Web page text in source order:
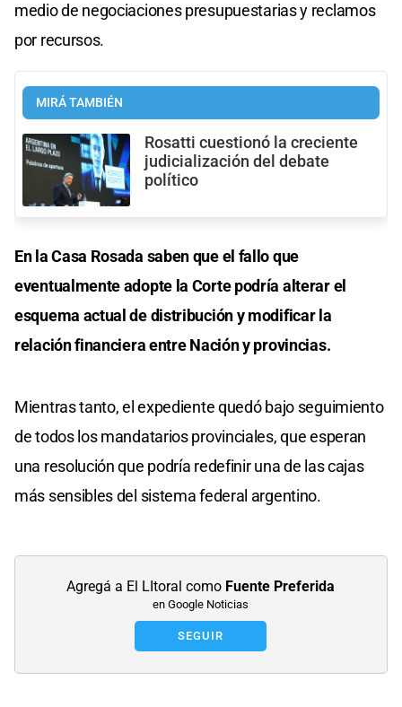
medio de negociaciones presupuestarias y reclamos
por recursos.
MIRÁ TAMBIÉN
Rosatti cuestionó la creciente
judicialización del debate
político
En la Casa Rosada saben que el fallo que
eventualmente adopte la Corte podría alterar el
esquema actual de distribución y modificar la
relación financiera entre Nación y provincias.
Mientras tanto, el expediente quedó bajo seguimiento
de todos los mandatarios provinciales, que esperan
una resolución que podría redefinir una de las cajas
más sensibles del sistema federal argentino.
Agregá a El LItoral como Fuente Preferida
en Google Noticias
SEGUIR